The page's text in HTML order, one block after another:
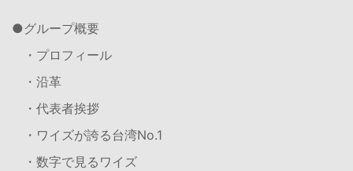
グループ概要
・プロフィール
・沿革
・代表者挨拶
・ワイズが誇る台湾No.1
・数字で見るワイズ